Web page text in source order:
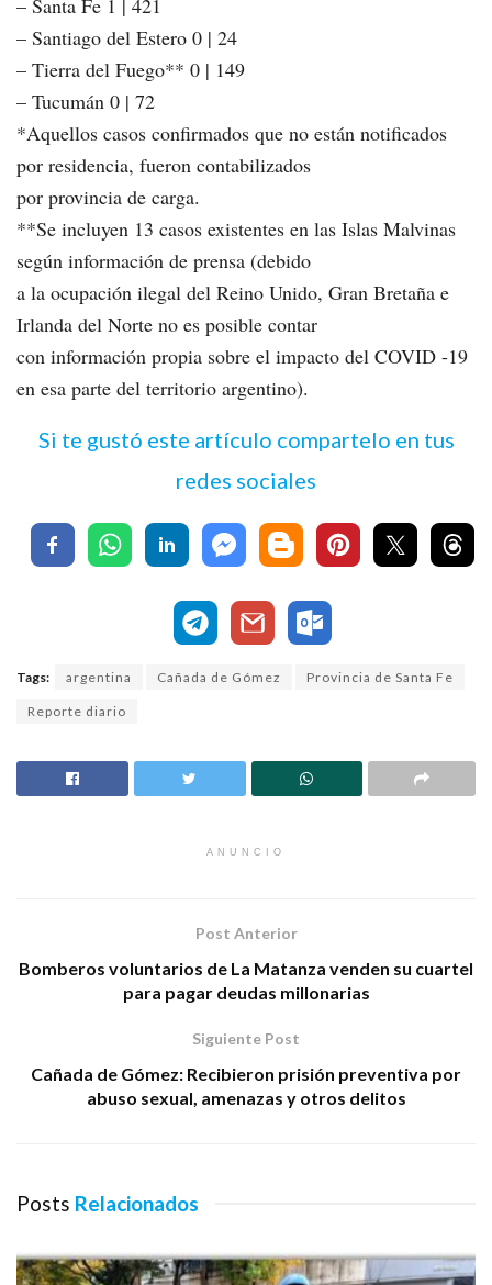
– Santiago del Estero 0 | 24
– Tierra del Fuego** 0 | 149
– Tucumán 0 | 72
*Aquellos casos confirmados que no están notificados
por residencia, fueron contabilizados
por provincia de carga.
**Se incluyen 13 casos existentes en las Islas Malvinas
según información de prensa (debido
a la ocupación ilegal del Reino Unido, Gran Bretaña e
Irlanda del Norte no es posible contar
con información propia sobre el impacto del COVID -19
en esa parte del territorio argentino).
Si te gustó este artículo compartelo en tus
redes sociales
Tags: argentina Cañada de Gómez Provincia de Santa Fe
Reporte diario
ANUNCIO
Post Anterior
Bomberos voluntarios de La Matanza venden su cuartel
para pagar deudas millonarias
Siguiente Post
Cañada de Gómez: Recibieron prisión preventiva por
abuso sexual, amenazas y otros delitos
Posts Relacionados